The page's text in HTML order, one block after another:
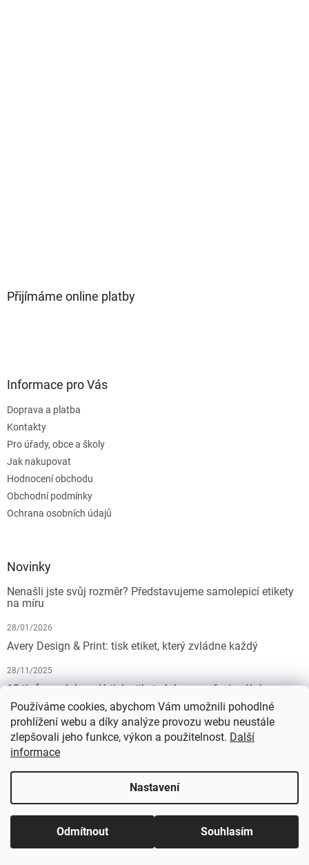
Používáme cookies, abychom Vám umožnili pohodlné
prohlížení webu a díky analýze provozu webu neustále
zlepšovali jeho funkce, výkon a použitelnost. Další
informace
Nastavení
Odmítnout Souhlasím
Přijímáme online platby
Informace pro Vás
Doprava a platba
Kontakty
Pro úřady, obce a školy
Jak nakupovat
Hodnocení obchodu
Obchodní podmínky
Ochrana osobních údajů
Novinky
Nenašli jste svůj rozměr? Představujeme samolepicí etikety
na míru
28/01/2026
Avery Design & Print: tisk etiket, který zvládne každý
28/11/2025
10 tipů pro dokonalý tisk etiket: Jak na profesionální
výsledek bez starostí
19/07/2025
KALEDA, a.s. | etikety-stitky.cz